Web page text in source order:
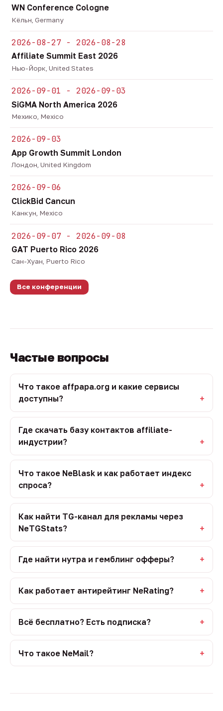
WN Conference Cologne
Кёльн, Germany
2026-08-27 - 2026-08-28
Affiliate Summit East 2026
Нью-Йорк, United States
2026-09-01 - 2026-09-03
SiGMA North America 2026
Мехико, Mexico
2026-09-03
App Growth Summit London
Лондон, United Kingdom
2026-09-06
ClickBid Cancun
Канкун, Mexico
2026-09-07 - 2026-09-08
GAT Puerto Rico 2026
Сан-Хуан, Puerto Rico
Все конференции
Частые вопросы
Что такое affpapa.org и какие сервисы
доступны?
Где скачать базу контактов affiliate-
индустрии?
Что такое NeBlask и как работает индекс
спроса?
Как найти TG-канал для рекламы через
NeTGStats?
Где найти нутра и гемблинг офферы?
Как работает антирейтинг NeRating?
Всё бесплатно? Есть подписка?
Что такое NeMail?